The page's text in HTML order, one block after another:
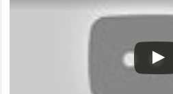
この動画を YouTube で視聴